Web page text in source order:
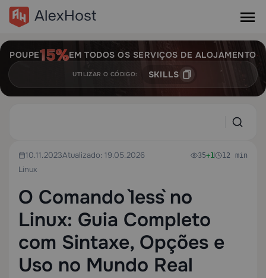
POUPE EM TODOS OS SERVIÇOS DE ALOJAMENTO
UTILIZAR O CÓDIGO: SKILLS
10.11.2023Atualizado: 19.05.2026
Linux
35+1 12 min
O Comando `less` no
Linux: Guia Completo
com Sintaxe, Opções e
Uso no Mundo Real